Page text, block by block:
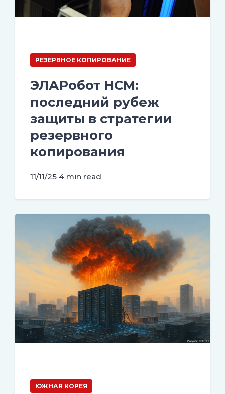
РЕЗЕРВНОЕ КОПИРОВАНИЕ
ЭЛАРобот НСМ:
последний рубеж
защиты в стратегии
резервного
копирования
11/11/25 4 min read
ЮЖНАЯ КОРЕЯ